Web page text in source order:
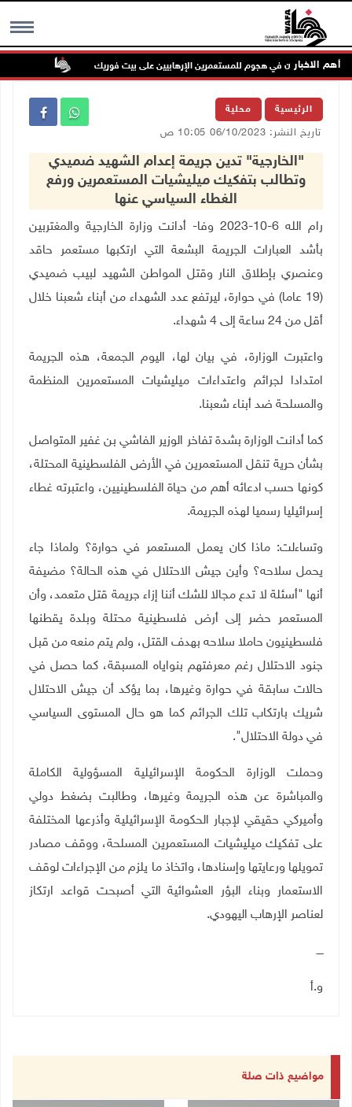
MENU أهم الاخبار
إصابتان في هجوم للمستعمرين الإرهابيين على بيت فوريك
الرئيسية محلية
تاريخ النشر: 06/10/2023 10:05 ص
"الخارجية" تدين جريمة إعدام الشهيد ضميدي
وتطالب بتفكيك ميليشيات المستعمرين ورفع
الغطاء السياسي عنها
رام الله 6-10-2023 وفا- أدانت وزارة الخارجية والمغتربين
بأشد العبارات الجريمة البشعة التي ارتكبها مستعمر حاقد
وعنصري بإطلاق النار وقتل المواطن الشهيد لبيب ضميدي
(19 عاما) في حوارة، ليرتفع عدد الشهداء من أبناء شعبنا خلال
أقل من 24 ساعة إلى 4 شهداء.
واعتبرت الوزارة، في بيان لها، اليوم الجمعة، هذه الجريمة
امتدادا لجرائم واعتداءات ميليشيات المستعمرين المنظمة
والمسلحة ضد أبناء شعبنا.
كما أدانت الوزارة بشدة تفاخر الوزير الفاشي بن غفير المتواصل
بشأن حرية تنقل المستعمرين في الأرض الفلسطينية المحتلة،
كونها حسب ادعائه أهم من حياة الفلسطينيين، واعتبرته غطاء
إسرائيليا رسميا لهذه الجريمة.
وتساءلت: ماذا كان يعمل المستعمر في حوارة؟ ولماذا جاء
يحمل سلاحه؟ وأين جيش الاحتلال في هذه الحالة؟ مضيفة
أنها "أسئلة لا تدع مجالا للشك أننا إزاء جريمة قتل متعمد، وأن
المستعمر حضر إلى أرض فلسطينية محتلة وبلدة يقطنها
فلسطينيون حاملا سلاحه بهدف القتل، ولم يتم منعه من قبل
جنود الاحتلال رغم معرفتهم بنواياه المسبقة، كما حصل في
حالات سابقة في حوارة وغيرها، بما يؤكد أن جيش الاحتلال
شريك بارتكاب تلك الجرائم كما هو حال المستوى السياسي
في دولة الاحتلال".
وحملت الوزارة الحكومة الإسرائيلية المسؤولية الكاملة
والمباشرة عن هذه الجريمة وغيرها، وطالبت بضغط دولي
وأميركي حقيقي لإجبار الحكومة الإسرائيلية وأذرعها المختلفة
على تفكيك ميليشيات المستعمرين المسلحة، ووقف مصادر
تمويلها ورعايتها وإسنادها، واتخاذ ما يلزم من الإجراءات لوقف
الاستعمار وبناء البؤر العشوائية التي أصبحت قواعد ارتكاز
لعناصر الإرهاب اليهودي.
ــــ
و.أ
مواضيع ذات صلة